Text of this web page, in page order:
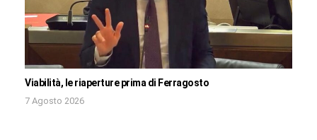
Viabilità, le riaperture prima di Ferragosto
7 Agosto 2026